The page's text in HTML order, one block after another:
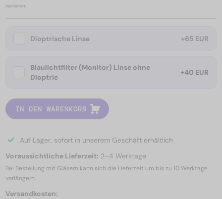
variieren.
Dioptrische Linse +65 EUR
Blaulichtfilter (Monitor) Linse ohne
Dioptrie
+40 EUR
IN DEN WARENKORB
Auf Lager, sofort in unserem Geschäft erhältlich
Voraussichtliche Lieferzeit: 2–4 Werktage
Bei Bestellung mit Gläsern kann sich die Lieferzeit um bis zu 10 Werktage
verlängern.
Versandkosten: